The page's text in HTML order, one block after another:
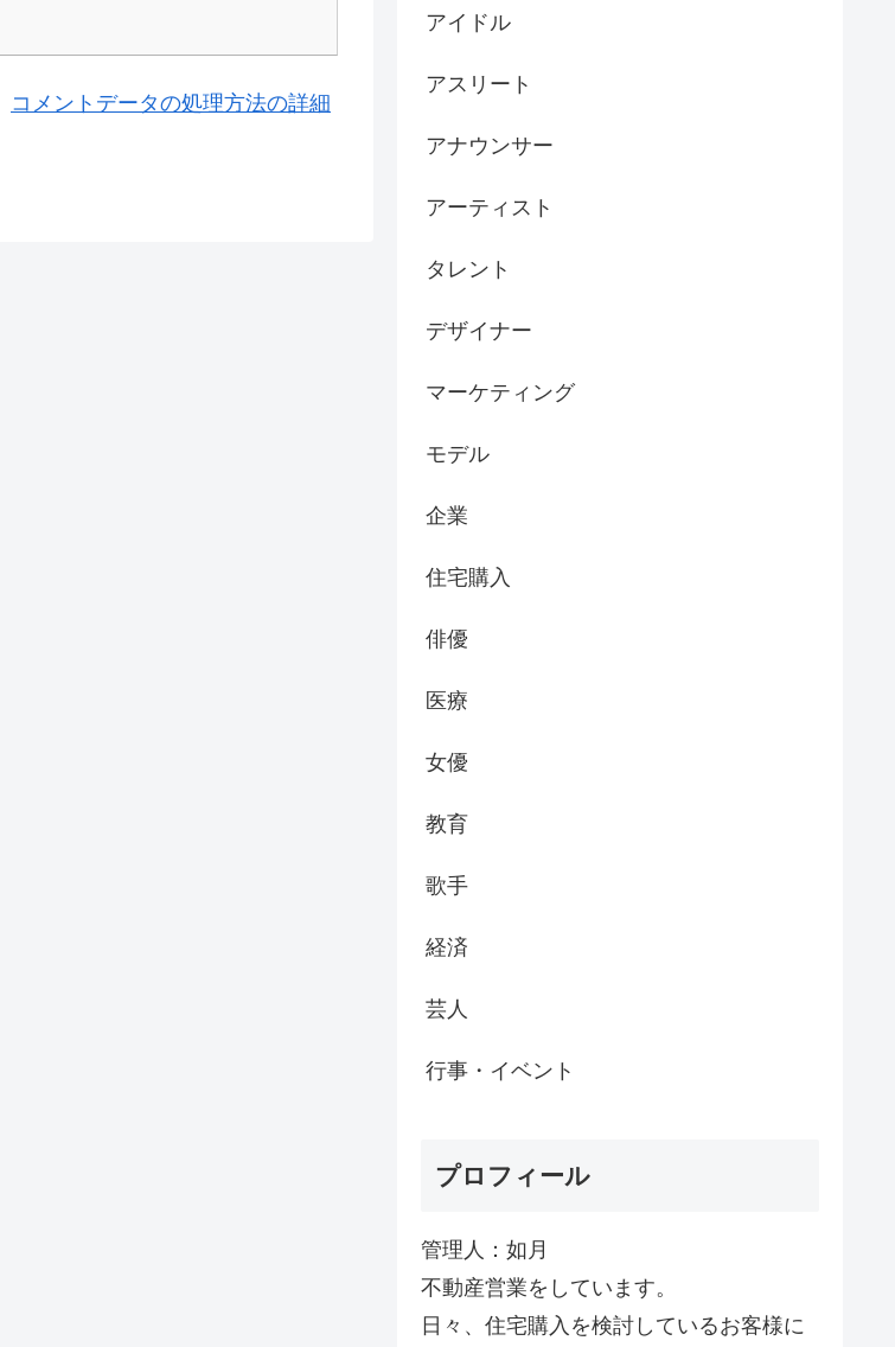
コメントデータの処理方法の詳細
アイドル
アスリート
アナウンサー
アーティスト
タレント
デザイナー
マーケティング
モデル
企業
住宅購入
俳優
医療
女優
教育
歌手
経済
芸人
行事・イベント
プロフィール
管理人：如月
不動産営業をしています。
日々、住宅購入を検討しているお客様に